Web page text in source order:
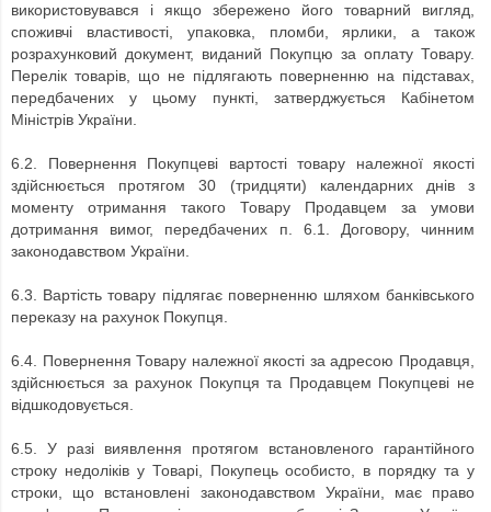
використовувався і якщо збережено його товарний вигляд,
споживчі властивості, упаковка, пломби, ярлики, а також
розрахунковий документ, виданий Покупцю за оплату Товару.
Перелік товарів, що не підлягають поверненню на підставах,
передбачених у цьому пункті, затверджується Кабінетом
Міністрів України.
6.2. Повернення Покупцеві вартості товару належної якості
здійснюється протягом 30 (тридцяти) календарних днів з
моменту отримання такого Товару Продавцем за умови
дотримання вимог, передбачених п. 6.1. Договору, чинним
законодавством України.
6.3. Вартість товару підлягає поверненню шляхом банківського
переказу на рахунок Покупця.
6.4. Повернення Товару належної якості за адресою Продавця,
здійснюється за рахунок Покупця та Продавцем Покупцеві не
відшкодовується.
6.5. У разі виявлення протягом встановленого гарантійного
строку недоліків у Товарі, Покупець особисто, в порядку та у
строки, що встановлені законодавством України, має право